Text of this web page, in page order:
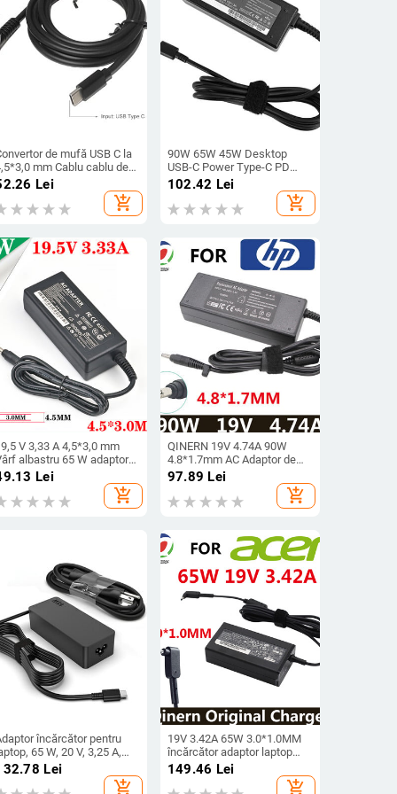
de mufă USB C la
mm Cablu cablu de
pentru laptop USB
tip C pentru Hp EliteBook 820
820 G4 840 G3 840 G4
Lei
add_shopping_cart
90W 65W 45W Desktop
USB-C Power Type-C PD
Încărcător rapid Adaptor
Încărcător laptop Acer Asus
HP DELL Samsung Sony
102.42 Lei
add_shopping_cart
V 3,33 A 4,5*3,0 mm
albastru 65 W adaptor
alimentare CA pentru
laptop încărcător pentru HP
11 G4 EE, 11
G5, 11 G5 EE, 14 G3 246 G4
Lei
add_shopping_cart
QINERN 19V 4.74A 90W
4.8*1.7mm AC Adaptor de
alimentare pentru încărcător
pentru laptop pentru HP
G70/G70t/G71 Adaptor
97.89 Lei
add_shopping_cart
încărcător pentru
65 W, 20 V, 3,25 A,
C, pentru Lenovo
Hp Chromebook
Lei
add_shopping_cart
19V 3.42A 65W 3.0*1.0MM
încărcător adaptor laptop
pentru Acer Aspire S7 391
V3-371 Switch12 PA-1450-
149.46 Lei
add_shopping_cart